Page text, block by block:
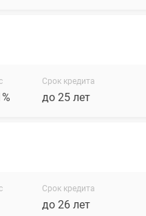
Срок кредита
до 25 лет
Срок кредита
до 26 лет